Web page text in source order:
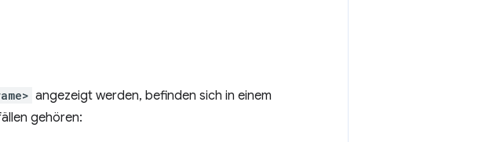
angezeigt werden, befinden sich in einem
gehören: